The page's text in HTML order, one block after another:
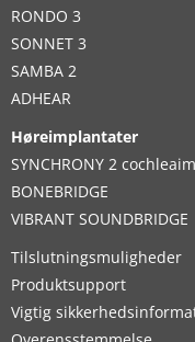
RONDO 3
SONNET 3
SAMBA 2
ADHEAR
Høreimplantater
SYNCHRONY 2
BONEBRIDGE
VIBRANT SOUNDBRIDGE
Tilslutningsmuligheder
Produktsupport
Vigtig